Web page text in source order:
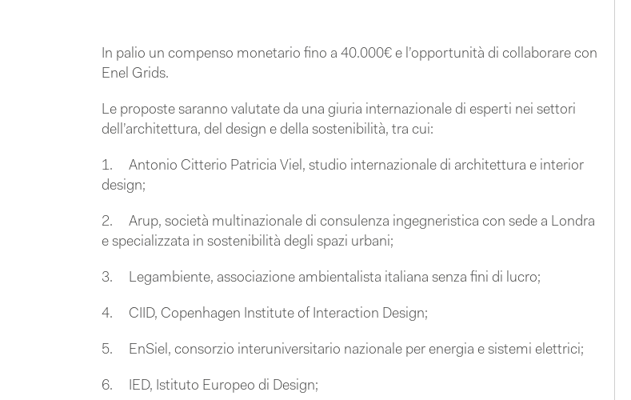
In palio un compenso monetario fino a 40.000€ e l’opportunità di collaborare con
Enel Grids.
Le proposte saranno valutate da una giuria internazionale di esperti nei settori
dell’architettura, del design e della sostenibilità, tra cui:
1. Antonio Citterio Patricia Viel, studio internazionale di architettura e interior
design;
2. Arup, società multinazionale di consulenza ingegneristica con sede a Londra
e specializzata in sostenibilità degli spazi urbani;
3. Legambiente, associazione ambientalista italiana senza fini di lucro;
4. CIID, Copenhagen Institute of Interaction Design;
5. EnSiel, consorzio interuniversitario nazionale per energia e sistemi elettrici;
6. IED, Istituto Europeo di Design;